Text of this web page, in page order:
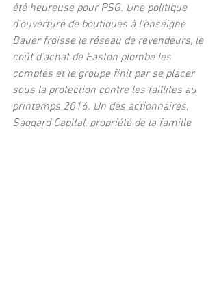
été heureuse pour PSG. Une politique
d’ouverture de boutiques à l’enseigne
Bauer froisse le réseau de revendeurs, le
coût d’achat de Easton plombe les
comptes et le groupe finit par se placer
sous la protection contre les faillites au
printemps 2016. Un des actionnaires,
Saggard Capital, propriété de la famille